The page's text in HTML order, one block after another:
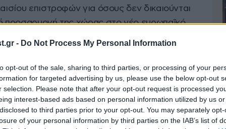
- Do Not Process My Personal Information
opt-out of the sale, sharing to third parties, or processing of your
for targeted advertising by us, please use the below opt-out
selection. Please note that after your opt-out request is processed
interest-based ads based on personal information utilized by us
to third parties prior to your opt-out. You may separately
of your personal information by third parties on the IAB’s list of
επιστροφών για όσους δεν δικαιούνται
προσαρμογή της χώρας στο νέο ευρωπαϊκό
με έμφαση στην προστασία των
με τους ευρωπαϊκούς οργανισμούς.
η συζήτηση για τη δημιουργία των
επιστροφής σε τρίτες χώρες εκτός Ε.Ε. για
έχουν απορριφθεί τελεσίδικα. Όπως
και Ασύλου Θάνος Πλεύρης, η Ελλάδα